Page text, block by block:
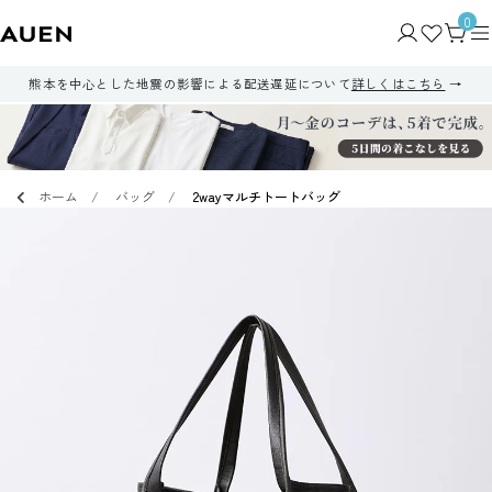
0
熊本を中心とした地震の影響による配送遅延について詳しくはこちら
ホーム バッグ 2wayマルチトートバッグ